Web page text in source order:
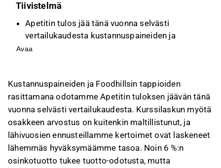
Tiivistelmä
Apetitin tulos jää tänä vuonna selvästi
vertailukaudesta kustannuspaineiden ja
Foodhillsin tappioiden vuoksi, mutta osakkeen
liiketuloksen laskevan merkittävästi, ja vuoden
2026 ennusteissa oikaistu liiketulos on 1,6
MEUR Foodhillsin tappioiden vuoksi.
Kustannuspaineet ja hinnoittelun viiveet
rajoittavat tulosparannuksen näkyvyyttä, vaikka
Apetitin vanhat liiketoiminnot ovat osoittaneet
kohtuullista tuloksentekokykyä.
Avaa
Kustannuspaineiden ja Foodhillsin tappioiden
rasittamana odotamme Apetitin tuloksen jäävän tänä
vuonna selvästi vertailukaudesta. Kurssilaskun myötä
osakkeen arvostus on kuitenkin maltillistunut, ja
lähivuosien ennusteillamme kertoimet ovat laskeneet
lähemmäs hyväksymäämme tasoa. Noin 6 %:n
osinkotuotto tukee tuotto-odotusta, mutta